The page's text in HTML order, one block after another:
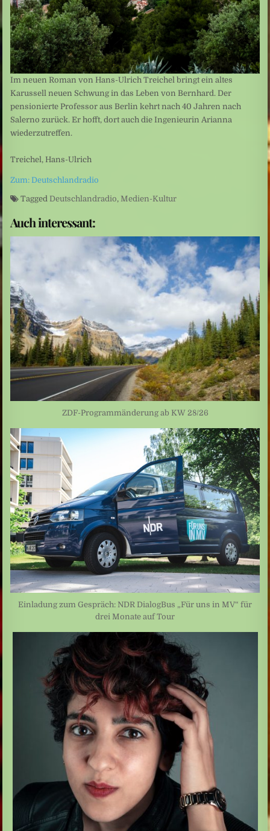
Im neuen Roman von Hans-Ulrich Treichel bringt ein altes
Karussell neuen Schwung in das Leben von Bernhard. Der
pensionierte Professor aus Berlin kehrt nach 40 Jahren nach
Salerno zurück. Er hofft, dort auch die Ingenieurin Arianna
wiederzutreffen.
Treichel, Hans-Ulrich
Zum: Deutschlandradio
Tagged Deutschlandradio, Medien-Kultur
Auch interessant:
ZDF-Programmänderung ab KW 28/26
Einladung zum Gespräch: NDR DialogBus „Für uns in MV“ für
drei Monate auf Tour